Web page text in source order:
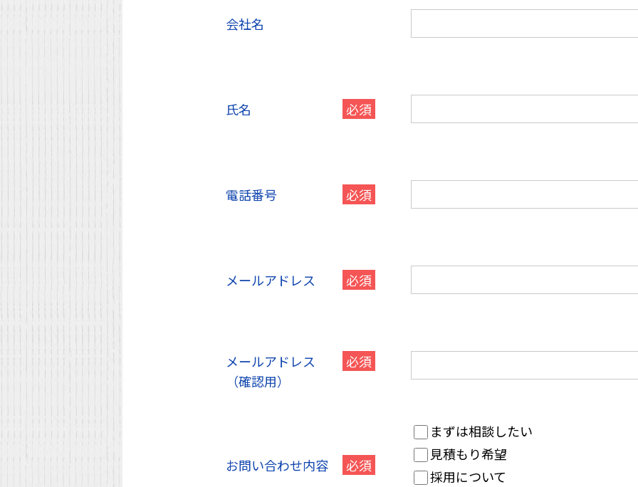
会社名
氏名 必須
電話番号 必須
メールアドレス 必須
メールアドレス
（確認用）
必須
お問い合わせ内容 必須
まずは相談したい
見積もり希望
採用について